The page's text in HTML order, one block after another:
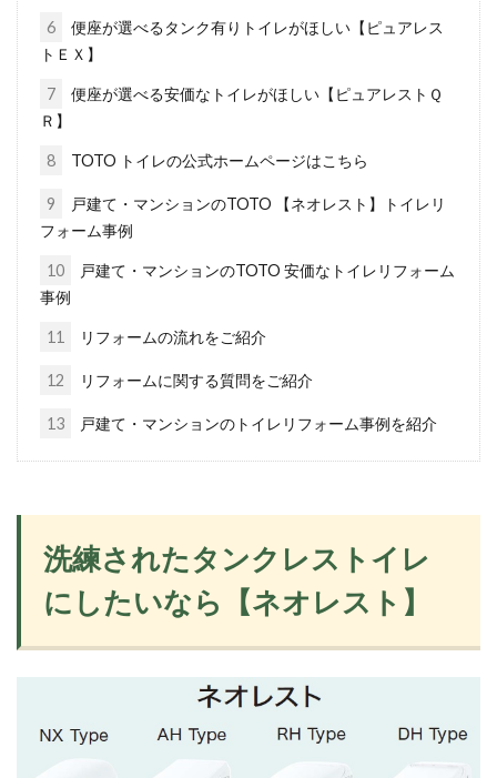
6
便座が選べるタンク有りトイレがほしい【ピュアレス
トＥＸ】
7
便座が選べる安価なトイレがほしい【ピュアレストＱ
Ｒ】
8 TOTO トイレの公式ホームページはこちら
9
戸建て・マンションのTOTO 【ネオレスト】トイレリ
フォーム事例
10
戸建て・マンションのTOTO 安価なトイレリフォーム
事例
11 リフォームの流れをご紹介
12 リフォームに関する質問をご紹介
13 戸建て・マンションのトイレリフォーム事例を紹介
洗練されたタンクレストイレ
にしたいなら【ネオレスト】